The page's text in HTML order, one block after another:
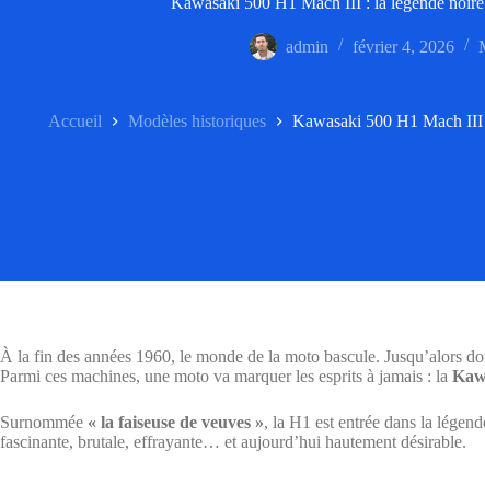
admin février 4, 2026
Accueil Modèles historiques Kawasaki 500 H1 Mach III
À la fin des années 1960, le monde de la moto bascule. Jusqu’alors
Parmi ces machines, une moto va marquer les esprits à jamais : la
Surnommée « la faiseuse de veuves », la H1 est entrée dans la
fascinante, brutale, effrayante… et aujourd’hui hautement désirable.